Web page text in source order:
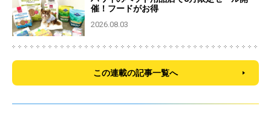
催！フードがお得
2026.08.03
この連載の記事一覧へ